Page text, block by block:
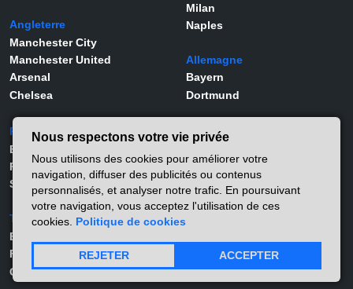
Angleterre
Manchester City
Manchester United
Arsenal
Chelsea
Milan
Naples
Allemagne
Bayern
Dortmund
Portugal
Benfica
Porto
Sporting
Turquie
Besiktas
Fernerbahçe
Galatasaray
Joueurs
Lamine Yamal
Rodrygo
Vinicius Jr
Matthis Abline
Lucas Stassin
Nous respectons votre vie privée
Nous utilisons des cookies pour améliorer votre
navigation, diffuser des publicités ou contenus
personnalisés, et analyser notre trafic. En poursuivant
votre navigation, vous acceptez l'utilisation de ces
cookies. Politique de cookies
REJETER ACCEPTER